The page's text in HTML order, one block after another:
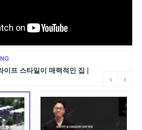
이프 스타일이 매력적인 집 |